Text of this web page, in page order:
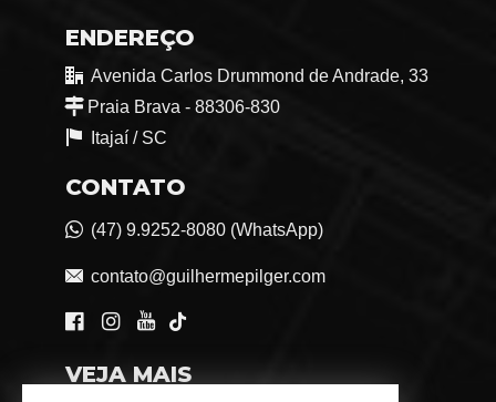
ENDEREÇO
Avenida Carlos Drummond de Andrade, 33
Praia Brava - 88306-830
Itajaí / SC
CONTATO
(47) 9.9252-8080 (WhatsApp)
contato@guilhermepilger.com
VEJA MAIS